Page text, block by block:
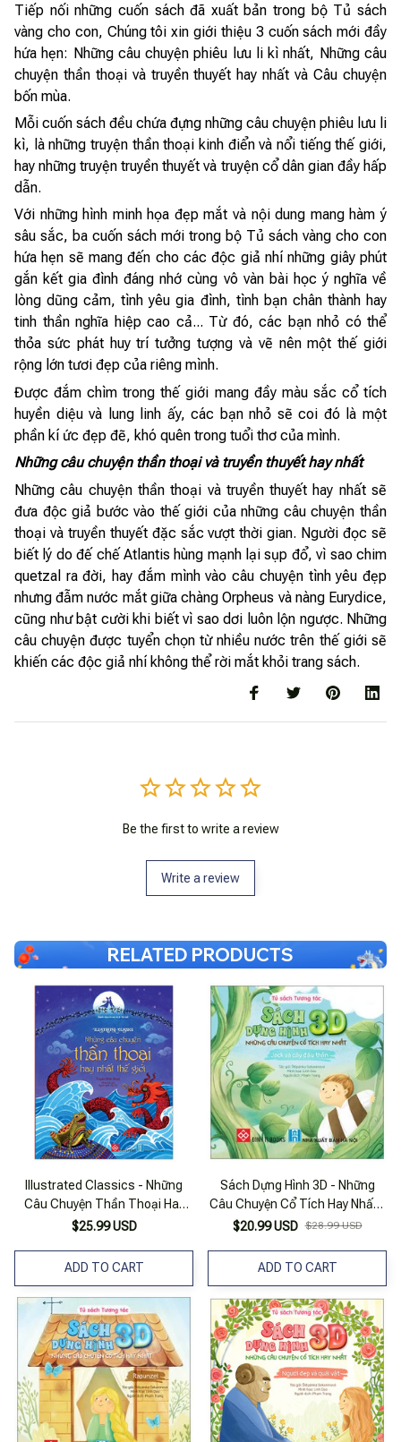
Tiếp nối những cuốn sách đã xuất bản trong bộ Tủ sách
vàng cho con, Chúng tôi xin giới thiệu 3 cuốn sách mới đầy
hứa hẹn: Những câu chuyện phiêu lưu li kì nhất, Những câu
chuyện thần thoại và truyền thuyết hay nhất và Câu chuyện
bốn mùa.
Mỗi cuốn sách đều chứa đựng những câu chuyện phiêu lưu li
kì, là những truyện thần thoại kinh điển và nổi tiếng thế giới,
hay những truyện truyền thuyết và truyện cổ dân gian đầy hấp
dẫn.
Với những hình minh họa đẹp mắt và nội dung mang hàm ý
sâu sắc, ba cuốn sách mới trong bộ Tủ sách vàng cho con
hứa hẹn sẽ mang đến cho các độc giả nhí những giây phút
gắn kết gia đình đáng nhớ cùng vô vàn bài học ý nghĩa về
lòng dũng cảm, tình yêu gia đình, tình bạn chân thành hay
tinh thần nghĩa hiệp cao cả... Từ đó, các bạn nhỏ có thể
thỏa sức phát huy trí tưởng tượng và vẽ nên một thế giới
rộng lớn tươi đẹp của riêng mình.
Được đắm chìm trong thế giới mang đầy màu sắc cổ tích
huyền diệu và lung linh ấy, các bạn nhỏ sẽ coi đó là một
phần kí ức đẹp đẽ, khó quên trong tuổi thơ của mình.
Những câu chuyện thần thoại và truyền thuyết hay nhất
Những câu chuyện thần thoại và truyền thuyết hay nhất sẽ
đưa độc giả bước vào thế giới của những câu chuyện thần
thoại và truyền thuyết đặc sắc vượt thời gian. Người đọc sẽ
biết lý do đế chế Atlantis hùng mạnh lại sụp đổ, vì sao chim
quetzal ra đời, hay đắm mình vào câu chuyện tình yêu đẹp
nhưng đẫm nước mắt giữa chàng Orpheus và nàng Eurydice,
cũng như bật cười khi biết vì sao dơi luôn lộn ngược. Những
câu chuyện được tuyển chọn từ nhiều nước trên thế giới sẽ
khiến các độc giả nhí không thể rời mắt khỏi trang sách.
Be the first to write a review
Write a review
RELATED PRODUCTS
Illustrated Classics - Những
Câu Chuyện Thần Thoại Hay
Nhất Thế Giới
$25.99 USD
ADD TO CART
Sách Dựng Hình 3D - Những
Câu Chuyện Cổ Tích Hay Nhất -
Jack Và Cây Đậu Thần - Bìa
$20.99 USD $28.99 USD
ADD TO CART